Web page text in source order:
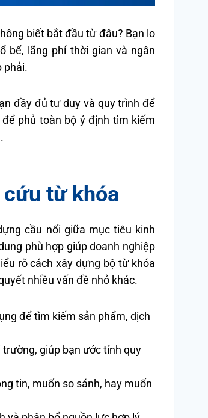
biết bắt đầu từ đâu? Bạn lo
bể, lãng phí thời gian và ngân
phải.
đầy đủ tư duy và quy trình để
phủ toàn bộ ý định tìm kiếm
từ khóa
cầu nối giữa mục tiêu kinh
phù hợp giúp doanh nghiệp
rõ cách xây dựng bộ từ khóa
nhiều vấn đề nhỏ khác.
để tìm kiếm sản phẩm, dịch
trường, giúp bạn ước tính quy
tin, muốn so sánh, hay muốn